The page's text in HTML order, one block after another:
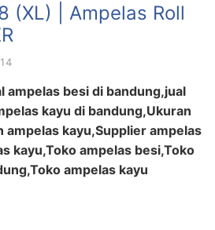
(XL) | Ampelas Roll
ampelas besi di bandung,jual
kayu di bandung,Ukuran
ampelas kayu,Supplier ampelas
kayu,Toko ampelas besi,Toko
ampelas kayu